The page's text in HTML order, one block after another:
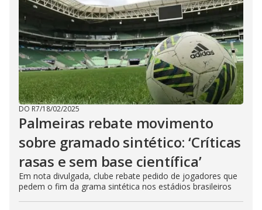
DO R7/18/02/2025
Palmeiras rebate movimento
sobre gramado sintético: ‘Críticas
rasas e sem base científica’
Em nota divulgada, clube rebate pedido de jogadores que
pedem o fim da grama sintética nos estádios brasileiros